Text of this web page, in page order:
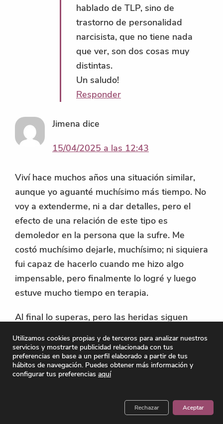
hablado de TLP, sino de
trastorno de personalidad
narcisista, que no tiene nada
que ver, son dos cosas muy
distintas.
Un saludo!
Responder
Jimena dice
15/04/2025 a las 12:43
Viví hace muchos años una situación similar,
aunque yo aguanté muchísimo más tiempo. No
voy a extenderme, ni a dar detalles, pero el
efecto de una relación de este tipo es
demoledor en la persona que la sufre. Me
costó muchísimo dejarle, muchísimo; ni siquiera
fui capaz de hacerlo cuando me hizo algo
impensable, pero finalmente lo logré y luego
estuve mucho tiempo en terapia.
Al final lo superas, pero las heridas siguen
ya es cuestión tuya aprender a vivir con ello.
Luego conoces a gente buena y no logras
creerte que te quieren, porque estás
cuando te tratan bien tu cerebro dice: esto no
Utilizamos cookies propias y de terceros para analizar nuestros
servicios y mostrarte publicidad relacionada con tus
preferencias en base a un perfil elaborado a partir de tus
hábitos de navegación. Puedes obtener más información y
configurar tus preferencias aquí
Aceptar
Rechazar